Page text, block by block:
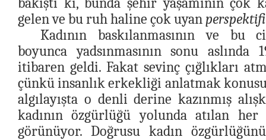
gelen ve bu ruh haline çok uyan
Kadının baskılanmasının ve bu
boyunca yadsınmasının sonu aslında
itibaren geldi. Fakat sevinç çığlıkları
çünkü insanlık erkekliği anlatmak
algılayışta o denli derine kazınmış
kadının özgürlüğü yolunda atılan
görünüyor. Doğrusu kadın